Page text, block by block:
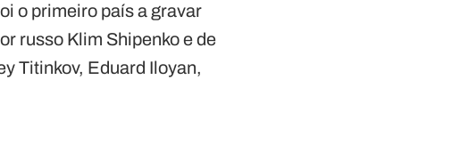
o primeiro país a gravar
russo Klim Shipenko e de
Titinkov, Eduard Iloyan,